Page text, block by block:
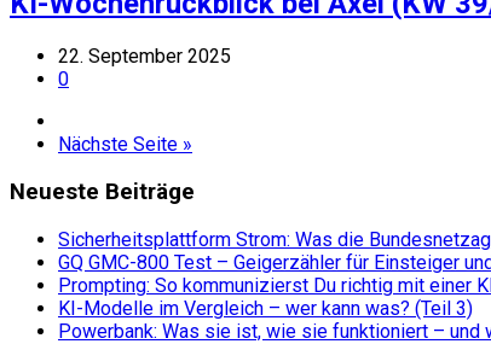
22. September 2025
0
Nächste Seite »
Neueste Beiträge
Sicherheitsplattform Strom: Was die
GQ GMC-800 Test – Geigerzähler für Einsteiger
Prompting: So kommunizierst Du richtig mit einer
KI-Modelle im Vergleich – wer kann was? (Teil 3)
Powerbank: Was sie ist, wie sie funktioniert – und